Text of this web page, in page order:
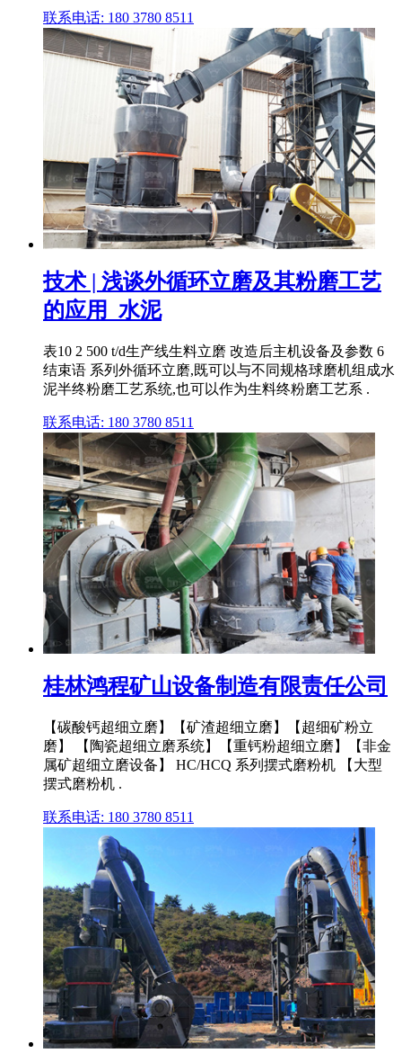
联系电话: 180 3780 8511
技术 | 浅谈外循环立磨及其粉磨工艺
的应用_水泥
表10 2 500 t/d生产线生料立磨 改造后主机设备及参数 6
结束语 系列外循环立磨,既可以与不同规格球磨机组成水
泥半终粉磨工艺系统,也可以作为生料终粉磨工艺系 .
联系电话: 180 3780 8511
桂林鸿程矿山设备制造有限责任公司
【碳酸钙超细立磨】【矿渣超细立磨】【超细矿粉立
磨】 【陶瓷超细立磨系统】【重钙粉超细立磨】【非金
属矿超细立磨设备】 HC/HCQ 系列摆式磨粉机 【大型
摆式磨粉机 .
联系电话: 180 3780 8511